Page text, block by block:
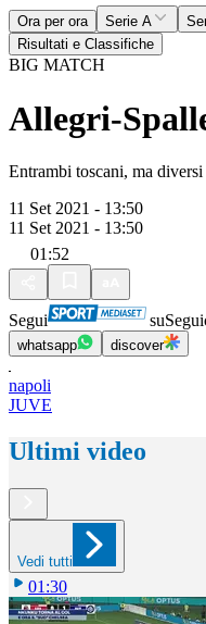
Ora per ora Serie A
Risultati e Classifiche
BIG MATCH
Allegri-
Entrambi toscani, ma
11 Set 2021 - 13:50
11 Set 2021 - 13:50
01:52
Segui su
whatsapp discover
napoli
JUVE
Ultimi video
Vedi tutti
01:30